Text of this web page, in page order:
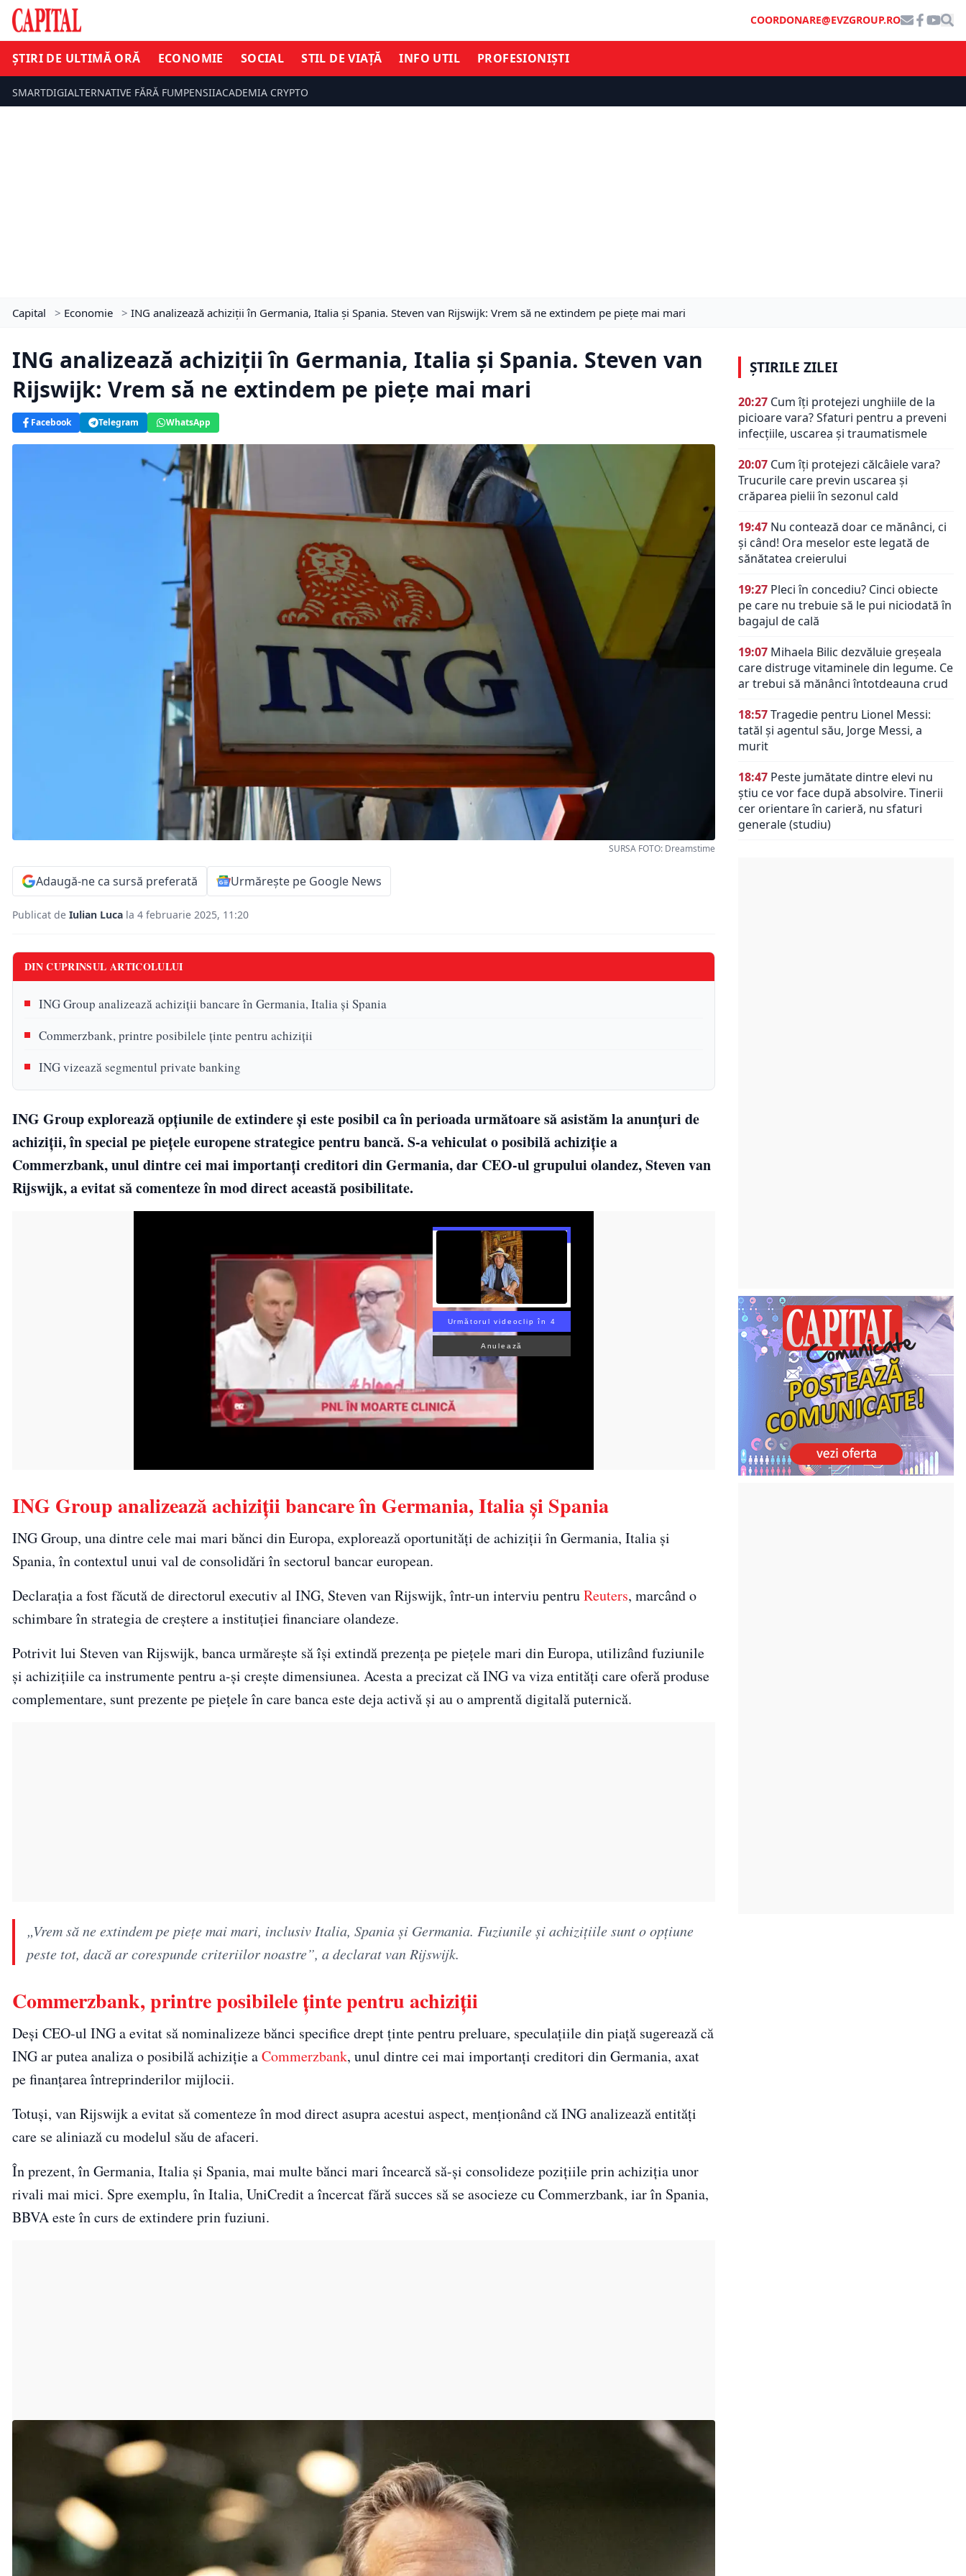
COORDONARE@EVZGROUP.RO
ȘTIRI DE ULTIMĂ ORĂ ECONOMIE SOCIAL STIL DE VIAȚĂ INFO UTIL PROFESIONIȘTI
SMARTDIGIALTERNATIVE FĂRĂ FUMPENSIIACADEMIA CRYPTO
Capital > Economie > ING analizează achiziții în Germania, Italia și Spania. Steven van Rijswijk: Vrem să ne extindem pe piețe mai mari
ING analizează achiziții în Germania, Italia și Spania. Steven van
Rijswijk: Vrem să ne extindem pe piețe mai mari
Facebook Telegram WhatsApp
SURSA FOTO: Dreamstime
Adaugă-ne ca sursă preferată Urmărește pe Google News
Publicat de Iulian Luca la 4 februarie 2025, 11:20
DIN CUPRINSUL ARTICOLULUI
ING Group analizează achiziții bancare în Germania, Italia și Spania
Commerzbank, printre posibilele ținte pentru achiziții
ING vizează segmentul private banking
ING Group explorează opțiunile de extindere și este posibil ca în perioada următoare să asistăm la anunțuri de
achiziții, în special pe piețele europene strategice pentru bancă. S-a vehiculat o posibilă achiziție a
Commerzbank, unul dintre cei mai importanți creditori din Germania, dar CEO-ul grupului olandez, Steven van
Rijswijk, a evitat să comenteze în mod direct această posibilitate.
Următorul videoclip în 3
Anulează
ING Group analizează achiziții bancare în Germania, Italia și Spania
ING Group, una dintre cele mai mari bănci din Europa, explorează oportunități de achiziții în Germania, Italia și
Spania, în contextul unui val de consolidări în sectorul bancar european.
Declarația a fost făcută de directorul executiv al ING, Steven van Rijswijk, într-un interviu pentruReuters, marcând o
schimbare în strategia de creștere a instituției financiare olandeze.
Potrivit lui Steven van Rijswijk, banca urmărește să își extindă prezența pe piețele mari din Europa, utilizând fuziunile
și achizițiile ca instrumente pentru a-și crește dimensiunea. Acesta a precizat că ING va viza entități care oferă produse
complementare, sunt prezente pe piețele în care banca este deja activă și au o amprentă digitală puternică.
„Vrem să ne extindem pe piețe mai mari, inclusiv Italia, Spania și Germania. Fuziunile și achizițiile sunt o opțiune
peste tot, dacă ar corespunde criteriilor noastre”, a declarat van Rijswijk.
Commerzbank, printre posibilele ținte pentru achiziții
Deși CEO-ul ING a evitat să nominalizeze bănci specifice drept ținte pentru preluare, speculațiile din piață sugerează că
ING ar putea analiza o posibilă achiziție aCommerzbank, unul dintre cei mai importanți creditori din Germania, axat
pe finanțarea întreprinderilor mijlocii.
Totuși, van Rijswijk a evitat să comenteze în mod direct asupra acestui aspect, menționând că ING analizează entități
care se aliniază cu modelul său de afaceri.
În prezent, în Germania, Italia și Spania, mai multe bănci mari încearcă să-și consolideze pozițiile prin achiziția unor
rivali mai mici. Spre exemplu, în Italia, UniCredit a încercat fără succes să se asocieze cu Commerzbank, iar în Spania,
BBVA este în curs de extindere prin fuziuni.
ȘTIRILE ZILEI
20:27 Cum îți protejezi unghiile de la
picioare vara? Sfaturi pentru a preveni
infecțiile, uscarea și traumatismele
20:07 Cum îți protejezi călcâiele vara?
Trucurile care previn uscarea și
crăparea pielii în sezonul cald
19:47 Nu contează doar ce mănânci, ci
și când! Ora meselor este legată de
sănătatea creierului
19:27 Pleci în concediu? Cinci obiecte
pe care nu trebuie să le pui niciodată în
bagajul de cală
19:07 Mihaela Bilic dezvăluie greșeala
care distruge vitaminele din legume. Ce
ar trebui să mănânci întotdeauna crud
18:57Tragedie pentru Lionel Messi:
tatăl și agentul său, Jorge Messi, a
murit
18:47 Peste jumătate dintre elevi nu
știu ce vor face după absolvire. Tinerii
cer orientare în carieră, nu sfaturi
generale (studiu)